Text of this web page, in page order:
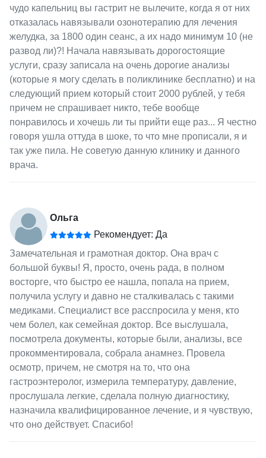
чудо капельниц вы гастрит не вылечите, когда я от них
отказалась навязывали озонотерапию для лечения
желудка, за 1800 один сеанс, а их надо минимум 10 (не
развод ли)?! Начала навязывать дорогостоящие
услуги, сразу записала на очень дорогие анализы
(которые я могу сделать в поликлинике бесплатно) и на
следующий прием который стоит 2000 рублей, у тебя
причем не спрашивает никто, тебе вообще
понравилось и хочешь ли ты прийти еще раз... Я честно
говоря ушла оттуда в шоке, то что мне прописали, я и
так уже пила. Не советую данную клинику и данного
врача.
Ольга
Рекомендует: Да
Замечательная и грамотная доктор. Она врач с
большой буквы! Я, просто, очень рада, в полном
восторге, что быстро ее нашла, попала на прием,
получила услугу и давно не сталкивалась с такими
медиками. Специалист все расспросила у меня, кто
чем болел, как семейная доктор. Все выслушала,
посмотрела документы, которые были, анализы, все
прокомментировала, собрала анамнез. Провела
осмотр, причем, не смотря на то, что она
гастроэнтеролог, измерила температуру, давление,
прослушала легкие, сделала полную диагностику,
назначила квалифицированное лечение, и я чувствую,
что оно действует. Спасибо!